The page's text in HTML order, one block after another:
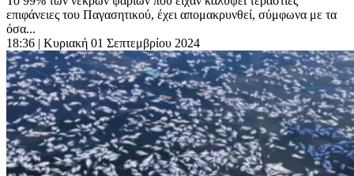
επιφάνειες του Παγασητικού, έχει απομακρυνθεί, σύμφωνα με τα
όσα...
18:36 | Κυριακή 01 Σεπτεμβρίου 2024